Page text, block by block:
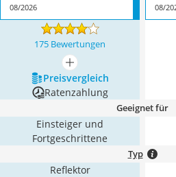
08/2026
08/
175 Bewertungen
mehr anzeigen
Preis­vergleich
Ratenzahlung
Geeignet für
Einsteiger und
Fortgeschrittene
Typ
Reflektor